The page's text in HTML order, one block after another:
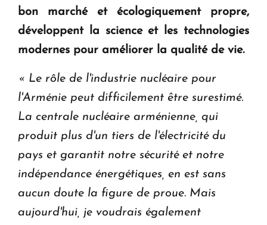
bon marché et écologiquement propre,
développent la science et les technologies
modernes pour améliorer la qualité de vie.
« Le rôle de l'industrie nucléaire pour
l'Arménie peut difficilement être surestimé.
La centrale nucléaire arménienne, qui
produit plus d'un tiers de l'électricité du
pays et garantit notre sécurité et notre
indépendance énergétiques, en est sans
aucun doute la figure de proue. Mais
aujourd'hui, je voudrais également